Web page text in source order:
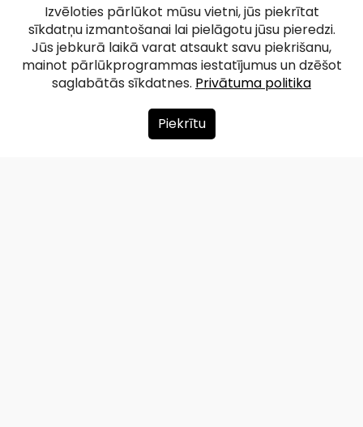
Par mums
Izvēloties pārlūkot mūsu vietni, jūs piekrītat
sīkdatņu izmantošanai lai pielāgotu jūsu pieredzi.
Jūs jebkurā laikā varat atsaukt savu piekrišanu,
mainot pārlūkprogrammas iestatījumus un dzēšot
saglabātās sīkdatnes. Privātuma politika
Piekrītu